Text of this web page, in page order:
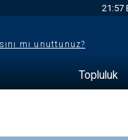
21:57
mı unuttunuz?
Topluluk